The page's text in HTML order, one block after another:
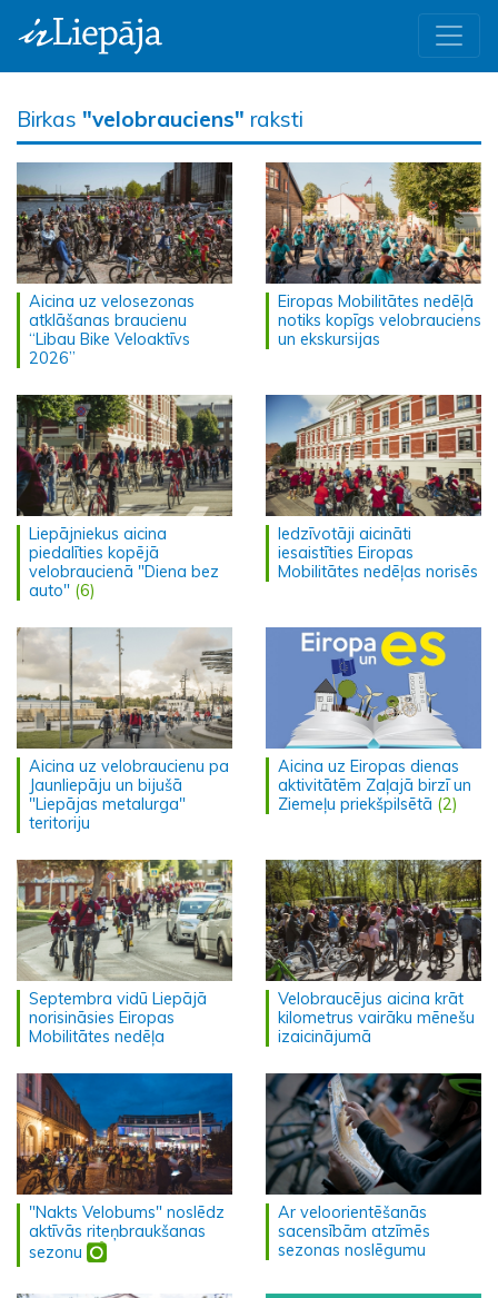
Birkas "velobrauciens" raksti
Aicina uz velosezonas
atklāšanas braucienu
“Libau Bike Veloaktīvs
2026”
Eiropas Mobilitātes nedēļā
notiks kopīgs velobrauciens
un ekskursijas
Liepājniekus aicina
piedalīties kopējā
velobraucienā "Diena bez
auto" (6)
Iedzīvotāji aicināti
iesaistīties Eiropas
Mobilitātes nedēļas norisēs
Aicina uz velobraucienu pa
Jaunliepāju un bijušā
"Liepājas metalurga"
teritoriju
Aicina uz Eiropas dienas
aktivitātēm Zaļajā birzī un
Ziemeļu priekšpilsētā (2)
Septembra vidū Liepājā
norisināsies Eiropas
Mobilitātes nedēļa
Velobraucējus aicina krāt
kilometrus vairāku mēnešu
izaicinājumā
"Nakts Velobums" noslēdz
aktīvās riteņbraukšanas
sezonu
Ar veloorientēšanās
sacensībām atzīmēs
sezonas noslēgumu